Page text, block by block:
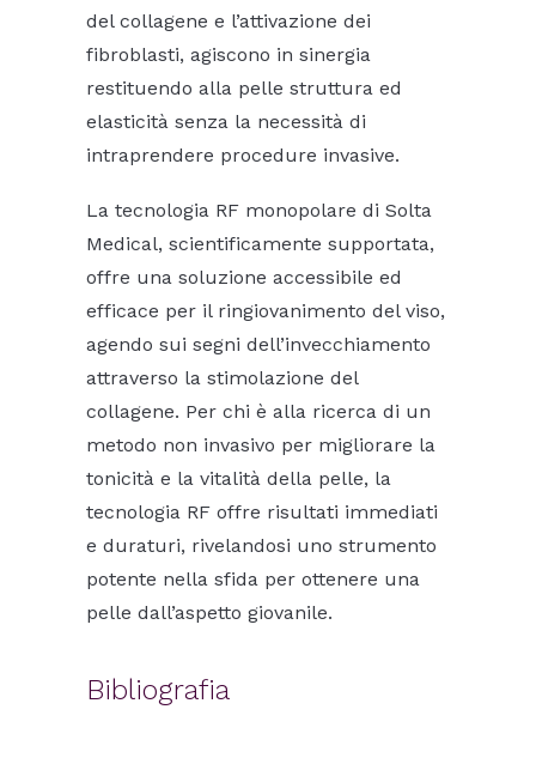
del collagene e l’attivazione dei
fibroblasti, agiscono in sinergia
restituendo alla pelle struttura ed
elasticità senza la necessità di
intraprendere procedure invasive.
La tecnologia RF monopolare di Solta
Medical, scientificamente supportata,
offre una soluzione accessibile ed
efficace per il ringiovanimento del viso,
agendo sui segni dell’invecchiamento
attraverso la stimolazione del
collagene. Per chi è alla ricerca di un
metodo non invasivo per migliorare la
tonicità e la vitalità della pelle, la
tecnologia RF offre risultati immediati
e duraturi, rivelandosi uno strumento
potente nella sfida per ottenere una
pelle dall’aspetto giovanile.
Bibliografia